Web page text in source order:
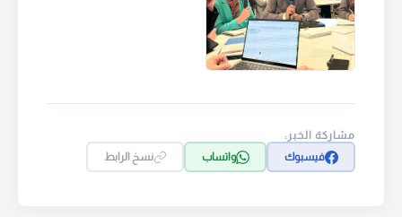
مشاركة الخبر:
فيسبوك
واتساب نسخ الرابط